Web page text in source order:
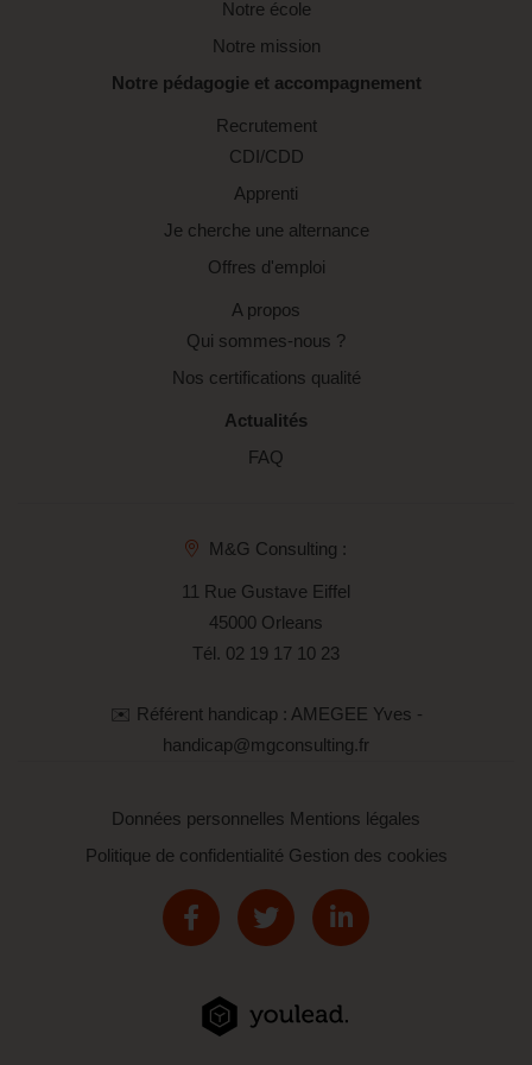
Notre école
Notre mission
Notre pédagogie et accompagnement
Recrutement
CDI/CDD
Apprenti
Je cherche une alternance
Offres d'emploi
A propos
Qui sommes-nous ?
Nos certifications qualité
Actualités
FAQ
Données personnelles Mentions légales
Politique de confidentialité Gestion des cookies
M&G Consulting :
11 Rue Gustave Eiffel
45000 Orleans
Tél. 02 19 17 10 23
✉️ Référent handicap : AMEGEE Yves -
handicap@mgconsulting.fr